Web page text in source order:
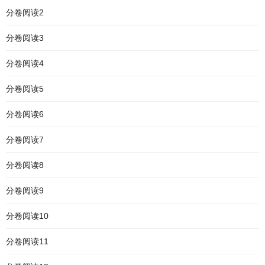
分卷阅读2
分卷阅读3
分卷阅读4
分卷阅读5
分卷阅读6
分卷阅读7
分卷阅读8
分卷阅读9
分卷阅读10
分卷阅读11